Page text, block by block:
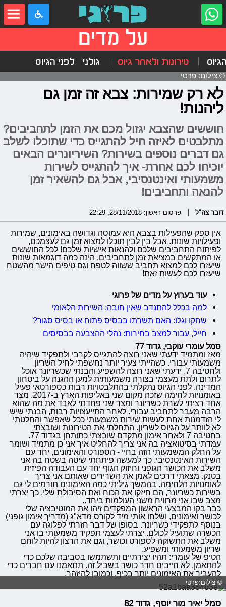
על מדים
טירונות ולאחר גיוס גולני לפני הגיוס
© צילום: פרטי
לא רק שמירות: צבא זה זמן גם
ליהנות!
חוששים שהצבא יגזול מכם את הזמן לתחביבים?
מתלבטים לאיזה חיל להתגייס כדי שתוכלו לשלב
גם דברים נוספים בשירות? השיריונרים הבאים
יוכיחו לכם אחרת- איך להתגייס לשירות
משמעותי ואינטנסיבי, אבל גם להשאיר זמן
להנאה ותחביבים!
דובר צה"ל פרסום ראשון: 28/11/2018, 22:29
אין ספק שהפעילות בצבא היא עמוסה וגדושה באימונים, שמירות
ופעילויות שונות. אבל בין לבין תוכלו למצוא זמן גם לעצמכם,
לפיתוח התחביבים שלכם ולהנאות אישיות שלכם! לכל החוששים
או המתקשים במציאת זמן לתחביבים, הינה כמה דוגמאות שונות
שיעזרו לכם למצוא תחביב ששווה לטפח וגם טיפים הישר מהשטח
שיעזרו לכם לעשות זאת!
עוד בערוץ על מדים של פרוגי
למה בכלל להתנדב שאין חובה: השירות הלאומי
שחקו וגלו: האם תשרתו בבסיס פתוח או בסיס סגור?
חייל, עבור למצב בחירות: נהלי ההצבעה בבסיסים
סמל עומרי עוקבי, גדוד 77
מאז ומתמיד ידעתי שאני רוצה להתגייס לקרבי ולתפקיד שיהיה
משמעותי עבורי. כשהייתי צעיר יותר נחשפתי לחיל השריון
ולחטיבה 7, ידעתי שאני רוצה להשפיע והבנתי שכשריונר אוכל
לתרום ולתת מעצמי בצורה משמעותית למען ההגנה על ביטחון
המדינה. לפני הגיוס נתקלתי בהתלבטויות רבות כספורטאי פעיל
באומנויות לחימה שזכה מקום שני באליפות הארץ ב-2017. מצד
אחד רציתי לשרת כשריונר ומצד שני פחדתי לאבד את מה שהוא
הרבה מעבר לתחביב עבורי. לאחר התייעצויות רבות, הבנתי שיש
לי הזדמנות אחת לעשות שירות משמעותי ככל שאפשר והחלטתי
לא לוותר על הגיוס לשריון. התחלתי את הטירונות ושובצתי
בחטיבה 7 ולאחר אימון מתקדם שובצתי כתותחן בגדוד 77.
עמדתי בסיטואציה בה אני צריך להחליט איך אני כן מתמיד ושומר
על החלק המשמעותי הזה בחיי - הספורט והאימונים, יחד עם
השירות האינטנסיבי. כך למעשה פיתחתי שיטה בשטח בה אני
משלב את הכושר הגופני וחיזוק הגוף יחד עם העבודה הפיזית
בטנק. מצאתי דרכים לאמן את השרירים שאותם אני צריך
לאומנויות הלחימה. בהמשך גיליתי כמה האימונים תורמים לי גם
בשירות כשריונר, הם חיזקו את הכוח ואת הסיבולת שלי. כך יצרתי
מצב שבו אני מרוויח משני העולמות ביחד..
כבר בקו המבצעי הראשון המפקדים זיהו את המוטיבציה שלי
לכושר ואימונים, ושלחו אותי מיד לקורס מדא"ג (מדריך אימון גופני)
בנוסף לתפקידי כשריונר. בסופו של דבר חזרתי לפלוגה עם
הכשרה שתועיל לכולם. יצרתי לעצמי תפקיד משמעותי בו אני
משלב את התשוקה לספורט וכושר, וגם את הרצון להיות לוחם
שריון משמעותי ומשפיע.
הטיפ של עומרי: תהיו יצירתיים ותשתמשו בסביבה שלכם כדי
להתאמן, לא חייבים חדר כושר בשביל זה. תתאמנו עם חברים כדי
להעביר את האימונים יותר בכיף, וכמובן להיזהר.
© צילום:פרטי
סמל יאיר מור יוסף, גדוד 82